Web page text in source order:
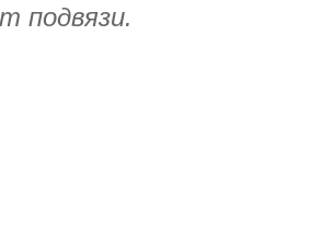
подвязи.